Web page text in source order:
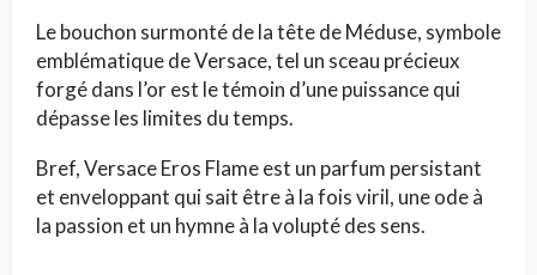
Le bouchon surmonté de la tête de Méduse, symbole
emblématique de Versace, tel un sceau précieux
forgé dans l’or est le témoin d’une puissance qui
dépasse les limites du temps.
Bref, Versace Eros Flame est un parfum persistant
et enveloppant qui sait être à la fois viril, une ode à
la passion et un hymne à la volupté des sens.